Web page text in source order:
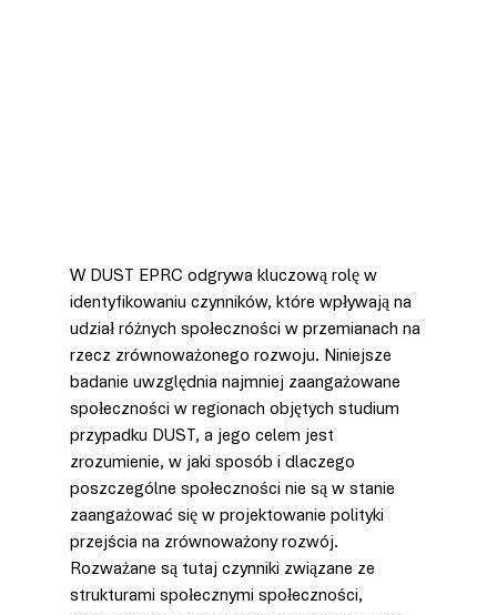
W DUST EPRC odgrywa kluczową rolę w
identyfikowaniu czynników, które wpływają na
udział różnych społeczności w przemianach na
rzecz zrównoważonego rozwoju. Niniejsze
badanie uwzględnia najmniej zaangażowane
społeczności w regionach objętych studium
przypadku DUST, a jego celem jest
zrozumienie, w jaki sposób i dlaczego
poszczególne społeczności nie są w stanie
zaangażować się w projektowanie polityki
przejścia na zrównoważony rozwój.
Rozważane są tutaj czynniki związane ze
strukturami społecznymi społeczności,